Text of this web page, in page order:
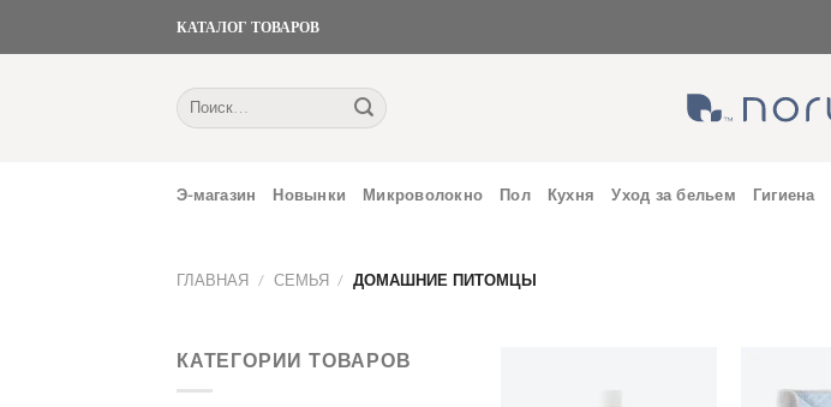
КАТАЛОГ ТОВАРОВ
Искать:
Э-магазин Новынки Микроволокно Пол Кухня Уход за бельем Гигиена
ГЛАВНАЯ / СЕМЬЯ / ДОМАШНИЕ ПИТОМЦЫ
КАТЕГОРИИ ТОВАРОВ